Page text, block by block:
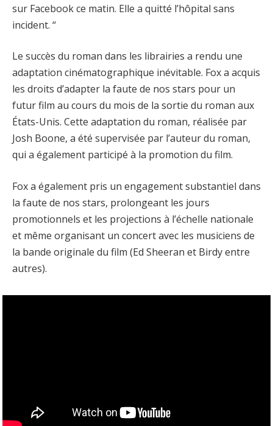
sur Facebook ce matin. Elle a quitté l’hôpital sans
incident. “
Le succès du roman dans les librairies a rendu une
adaptation cinématographique inévitable. Fox a acquis
les droits d’adapter la faute de nos stars pour un
futur film au cours du mois de la sortie du roman aux
États-Unis. Cette adaptation du roman, réalisée par
Josh Boone, a été supervisée par l’auteur du roman,
qui a également participé à la promotion du film.
Fox a également pris un engagement substantiel dans
la faute de nos stars, prolongeant les jours
promotionnels et les projections à l’échelle nationale
et même organisant un concert avec les musiciens de
la bande originale du film (Ed Sheeran et Birdy entre
autres).